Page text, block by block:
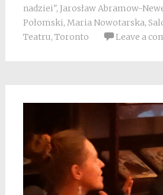
nadziei", Jarosław Abramow-
Połomski, Maria Nowotarska,
Teatru, Toronto Leave a